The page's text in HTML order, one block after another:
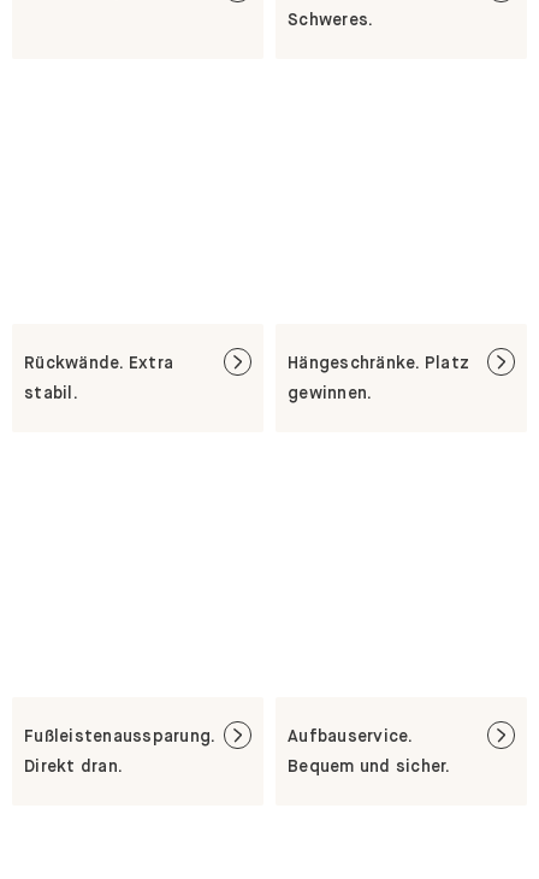
Schweres.
Rückwände. Extra
stabil.
Hängeschränke. Platz
gewinnen.
Fußleistenaussparung.
Direkt dran.
Aufbauservice.
Bequem und sicher.